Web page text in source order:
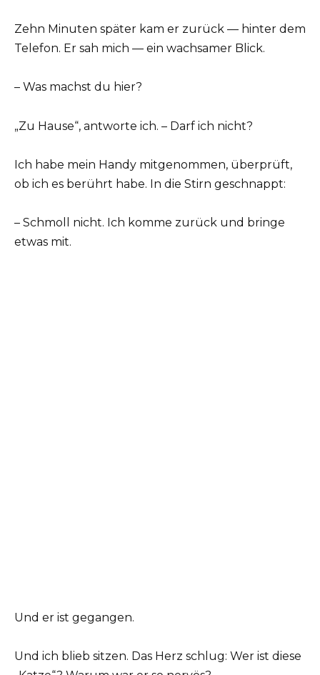
Zehn Minuten später kam er zurück — hinter dem
Telefon. Er sah mich — ein wachsamer Blick.
– Was machst du hier?
„Zu Hause“, antworte ich. – Darf ich nicht?
Ich habe mein Handy mitgenommen, überprüft,
ob ich es berührt habe. In die Stirn geschnappt:
– Schmoll nicht. Ich komme zurück und bringe
etwas mit.
Und er ist gegangen.
Und ich blieb sitzen. Das Herz schlug: Wer ist diese